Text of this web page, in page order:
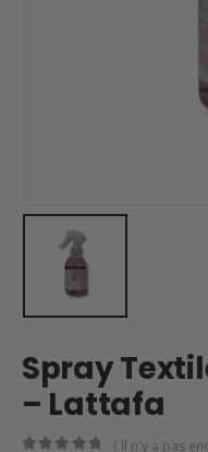
Spray
– Lattafa
( Il n'y a pas